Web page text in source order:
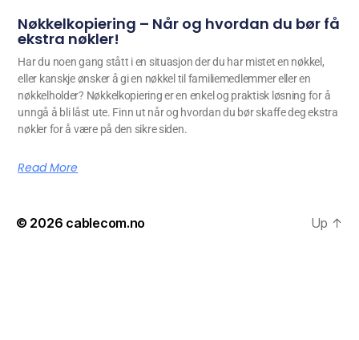
Nøkkelkopiering – Når og hvordan du bør få
ekstra nøkler!
Har du noen gang stått i en situasjon der du har mistet en nøkkel,
eller kanskje ønsker å gi en nøkkel til familiemedlemmer eller en
nøkkelholder? Nøkkelkopiering er en enkel og praktisk løsning for å
unngå å bli låst ute. Finn ut når og hvordan du bør skaffe deg ekstra
nøkler for å være på den sikre siden.
Read More
© 2026 cablecom.no Up ↑